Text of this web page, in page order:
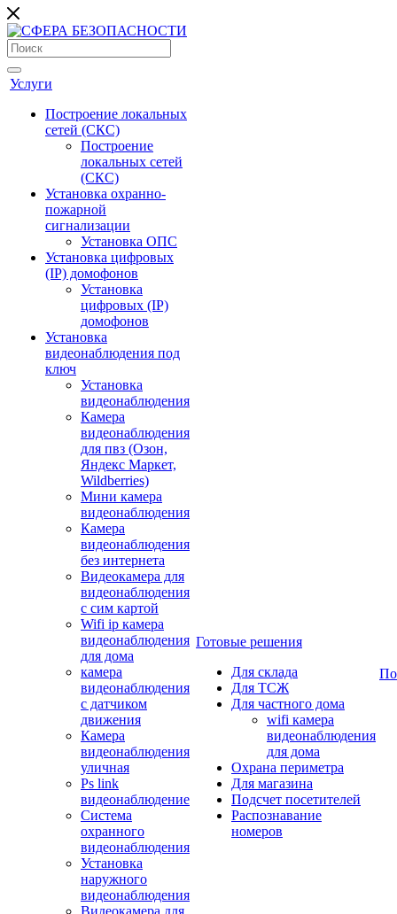
Услуги
Построение локальных
сетей (СКС)
Построение
локальных сетей
(СКС)
Установка охранно-
пожарной
сигнализации
Установка ОПС
Установка цифровых
(IP) домофонов
Установка
цифровых (IP)
домофонов
Установка
видеонаблюдения под
ключ
Установка
видеонаблюдения
Камера
видеонаблюдения
для пвз (Озон,
Яндекс Маркет,
Wildberries)
Мини камера
видеонаблюдения
Камера
видеонаблюдения
без интернета
Видеокамера для
видеонаблюдения
с сим картой
Wifi ip камера
видеонаблюдения
для дома
камера
видеонаблюдения
с датчиком
движения
Камера
видеонаблюдения
уличная
Ps link
видеонаблюдение
Система
охранного
видеонаблюдения
Установка
наружного
видеонаблюдения
Видеокамера для
Готовые решения
Для склада
Для ТСЖ
Для частного дома
wifi камера
видеонаблюдения
для дома
Охрана периметра
Для магазина
Подсчет посетителей
Распознавание
номеров